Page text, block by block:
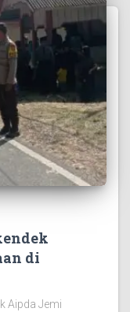
di
Aipda Jemi